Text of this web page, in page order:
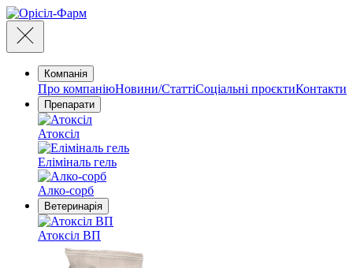
Компанія
Про компаніюНовини/СтаттіСоціальні проєктиКонтакти
Препарати
Атоксіл
Еліміналь гель
Алко-сорб
Ветеринарія
Атоксіл ВП